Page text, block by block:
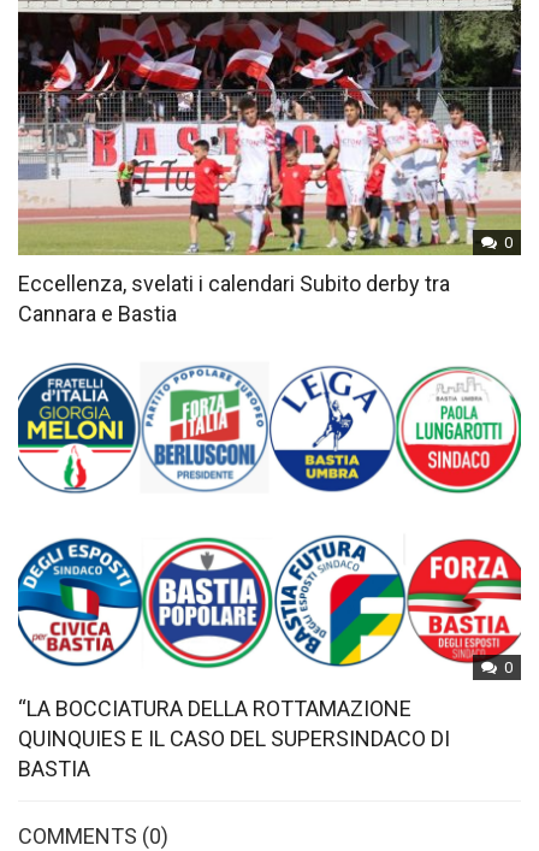
0
Eccellenza, svelati i calendari Subito derby tra
Cannara e Bastia
0
“LA BOCCIATURA DELLA ROTTAMAZIONE
QUINQUIES E IL CASO DEL SUPERSINDACO DI
BASTIA
COMMENTS (0)